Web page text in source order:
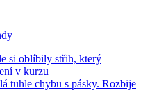
si oblíbily střih, který
v kurzu
tuhle chybu s pásky. Rozbije